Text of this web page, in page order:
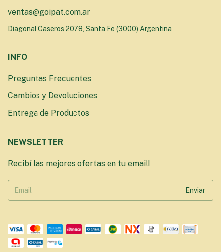
ventas@goipat.com.ar
Diagonal Caseros 2078, Santa Fe (3000) Argentina
INFO
Preguntas Frecuentes
Cambios y Devoluciones
Entrega de Productos
NEWSLETTER
Recibí las mejores ofertas en tu email!